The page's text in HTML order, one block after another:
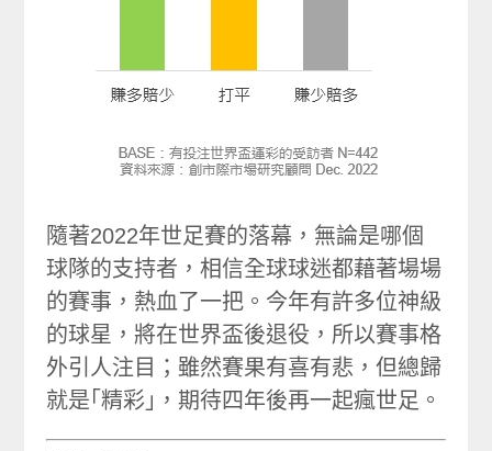
隨著2022年世足賽的落幕，無論是哪個
球隊的支持者，相信全球球迷都藉著場場
的賽事，熱血了一把。今年有許多位神級
的球星，將在世界盃後退役，所以賽事格
外引人注目；雖然賽果有喜有悲，但總歸
就是｢精彩｣，期待四年後再一起瘋世足。